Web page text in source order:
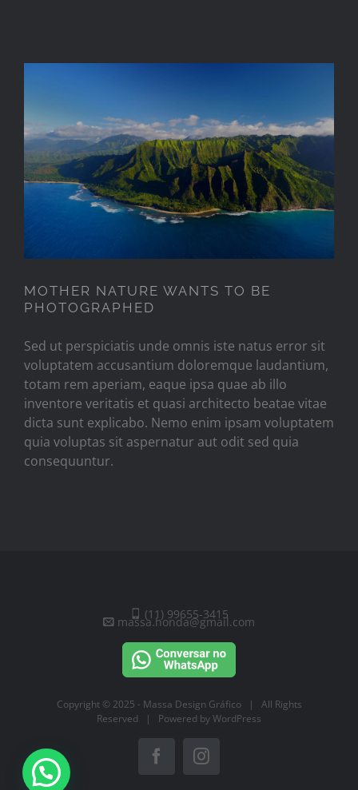
MOTHER NATURE WANTS TO
BE PHOTOGRAPHED
MOTHER NATURE WANTS TO BE
PHOTOGRAPHED
Sed ut perspiciatis unde omnis iste natus error sit
voluptatem accusantium doloremque laudantium,
totam rem aperiam, eaque ipsa quae ab illo
inventore veritatis et quasi architecto beatae vitae
dicta sunt explicabo. Nemo enim ipsam voluptatem
quia voluptas sit aspernatur aut odit sed quia
consequuntur.
(11) 99655-3415
massa.honda@gmail.com
Copyright © 2025 - Massa Design Gráfico| All Rights
Reserved | Powered byWordPress
FacebookInstagram